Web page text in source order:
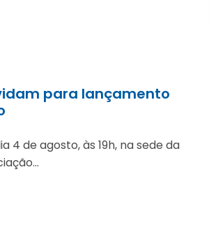
para lançamento
4 de agosto, às 19h, na sede da